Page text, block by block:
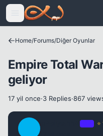
Icerige atla
Home/Forums/Diğer Oyunlar
Empire Total
geliyor
17 yil once·3 Replies·867